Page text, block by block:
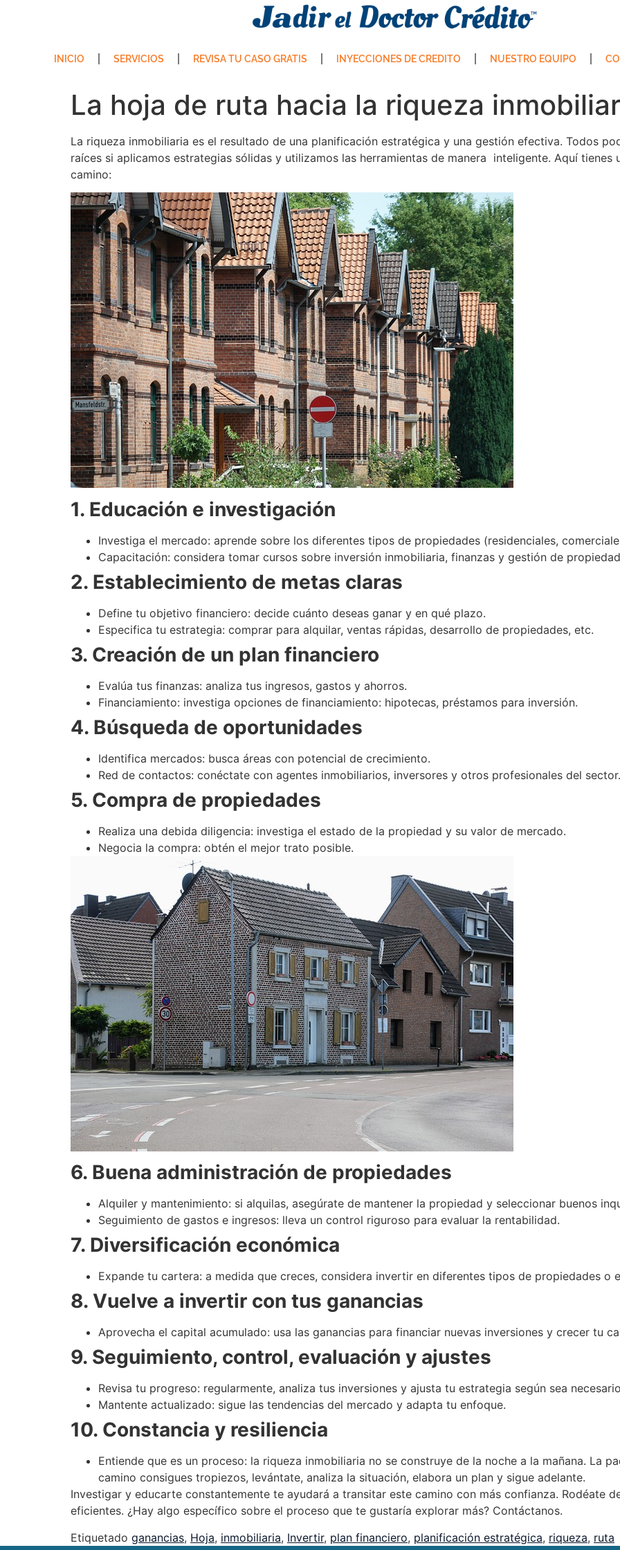
INICIO SERVICIOS REVISA TU CASO GRATIS INYECCIONES DE CREDITO NUESTRO EQUIPO
La hoja de ruta hacia la riqueza
La riqueza inmobiliaria es el resultado de una planificación estratégica y una gestión efectiva. Todos
raíces si aplicamos estrategias sólidas y utilizamos las herramientas de manera inteligente. Aquí tienes
camino:
1. Educación e investigación
Investiga el mercado: aprende sobre los diferentes tipos de propiedades (residenciales,
Capacitación: considera tomar cursos sobre inversión inmobiliaria, finanzas y gestión de
2. Establecimiento de metas claras
Define tu objetivo financiero: decide cuánto deseas ganar y en qué plazo.
Especifica tu estrategia: comprar para alquilar, ventas rápidas, desarrollo de propiedades, etc.
3. Creación de un plan financiero
Evalúa tus finanzas: analiza tus ingresos, gastos y ahorros.
Financiamiento: investiga opciones de financiamiento: hipotecas, préstamos para inversión.
4. Búsqueda de oportunidades
Identifica mercados: busca áreas con potencial de crecimiento.
Red de contactos: conéctate con agentes inmobiliarios, inversores y otros profesionales del sector.
5. Compra de propiedades
Realiza una debida diligencia: investiga el estado de la propiedad y su valor de mercado.
Negocia la compra: obtén el mejor trato posible.
6. Buena administración de propiedades
Alquiler y mantenimiento: si alquilas, asegúrate de mantener la propiedad y seleccionar buenos
Seguimiento de gastos e ingresos: lleva un control riguroso para evaluar la rentabilidad.
7. Diversificación económica
Expande tu cartera: a medida que creces, considera invertir en diferentes tipos de propiedades o
8. Vuelve a invertir con tus ganancias
Aprovecha el capital acumulado: usa las ganancias para financiar nuevas inversiones y crecer tu
9. Seguimiento, control, evaluación y ajustes
Revisa tu progreso: regularmente, analiza tus inversiones y ajusta tu estrategia según sea
Mantente actualizado: sigue las tendencias del mercado y adapta tu enfoque.
10. Constancia y resiliencia
Entiende que es un proceso: la riqueza inmobiliaria no se construye de la noche a la mañana. La
camino consigues tropiezos, levántate, analiza la situación, elabora un plan y sigue adelante.
Investigar y educarte constantemente te ayudará a transitar este camino con más confianza. Rodéate
eficientes. ¿Hay algo específico sobre el proceso que te gustaría explorar más? Contáctanos.
Etiquetado ganancias, Hoja, inmobiliaria, Invertir, plan financiero, planificación estratégica, riqueza, ruta